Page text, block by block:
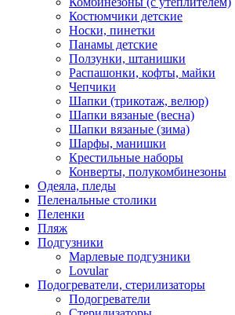
Костюмчики детские
Носки, пинетки
Панамы детские
Ползунки, штанишки
Распашонки, кофты, майки
Чепчики
Шапки (трикотаж, велюр)
Шапки вязаные (весна)
Шапки вязаные (зима)
Шарфы, манишки
Крестильные наборы
Конверты, полукомбинезоны
Одеяла, пледы
Пеленальные столики
Пеленки
Пляж
Подгузники
Марлевые подгузники
Lovular
Подогреватели, стерилизаторы
Подогреватели